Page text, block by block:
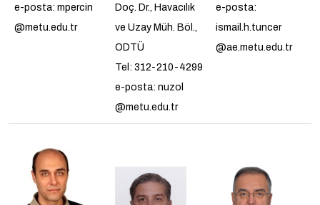
e-posta: mpercin
@metu.edu.tr
Doç. Dr., Havacılık
ve Uzay Müh. Böl.,
ODTÜ
Tel: 312-210-4299
e-posta: nuzol
@metu.edu.tr
e-posta:
ismail.h.tuncer
@ae.metu.edu.tr